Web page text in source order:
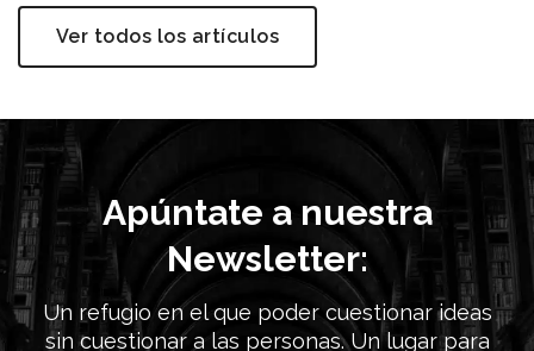
Ver todos los artículos
Apúntate a nuestra
Newsletter:
Un refugio en el que poder cuestionar ideas
sin cuestionar a las personas. Un lugar para